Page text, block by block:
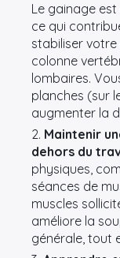
Le gainage
ce qui
stabiliser votre
colonne
lombaires.
planches (sur
augmenter la
Maintenir
dehors du
physiques,
séances de
muscles
améliore la
générale, tout